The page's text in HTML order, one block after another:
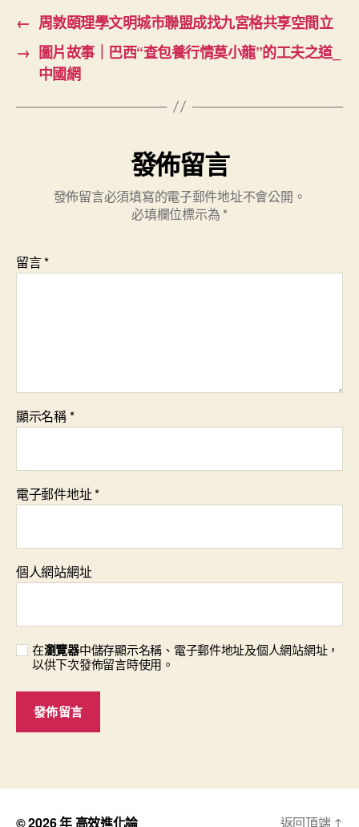
← 周敦頤理學文明城市聯盟成找九宮格共享空間立
→ 圖片故事｜巴西“查包養行情莫小龍”的工夫之道_
中國網
發佈留言
發佈留言必須填寫的電子郵件地址不會公開。
必填欄位標示為 *
留言*
顯示名稱*
電子郵件地址*
個人網站網址
在瀏覽器中儲存顯示名稱、電子郵件地址及個人網站網址，
以供下次發佈留言時使用。
© 2026 年 高效進化論 返回頂端 ↑